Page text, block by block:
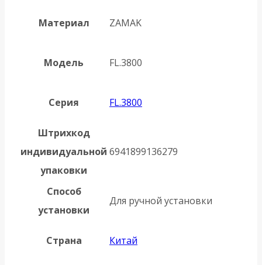
Материал ZAMAK
Модель FL.3800
Серия FL.3800
Штрихкод
индивидуальной
упаковки
6941899136279
Способ
установки
Для ручной установки
Страна Китай